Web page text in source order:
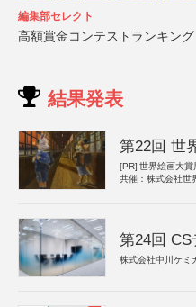
編集部セレクト
高額賞金コンテストランキング
結果発表
第22回 世
[PR] 世界絵画大賞
共催：株式会社世
第24回
株式会社中川ケミ